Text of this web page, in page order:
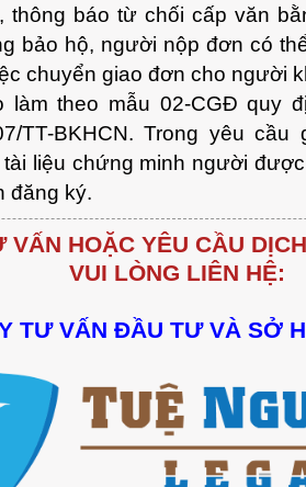
thông báo từ chối cấp văn
bảo hộ, người nộp đơn có
chuyển giao đơn cho người
làm theo mẫu 02-CGĐ quy
TT-BKHCN. Trong yêu cầu
liệu chứng minh người
đăng ký.
HOẶC YÊU CẦU
VUI LÒNG LIÊN HỆ:
TƯ VẤN ĐẦU TƯ VÀ SỞ